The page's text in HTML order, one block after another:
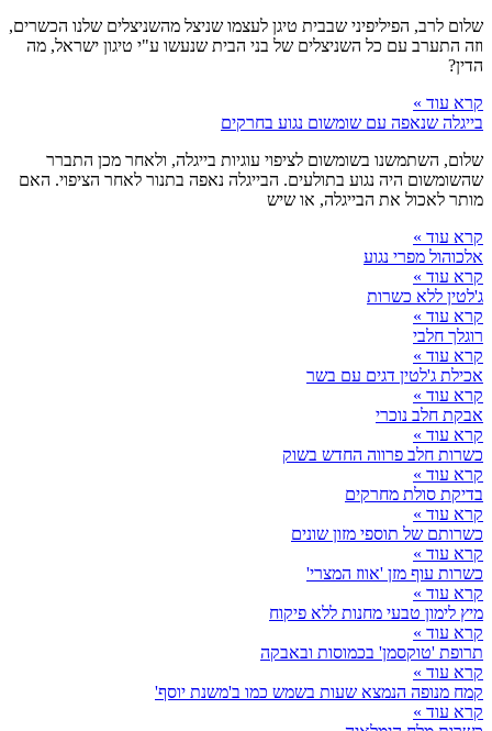
שלום לרב, הפיליפיני שבבית טיגן לעצמו שניצל מהשניצלים שלנו הכשרים,
וזה התערב עם כל השניצלים של בני הבית שנעשו ע"י טיגון ישראל, מה
הדין?
קרא עוד »
בייגלה שנאפה עם שומשום נגוע בחרקים
שלום, השתמשנו בשומשום לציפוי עוגיות בייגלה, ולאחר מכן התברר
שהשומשום היה נגוע בתולעים. הבייגלה נאפה בתנור לאחר הציפוי. האם
מותר לאכול את הבייגלה, או שיש
קרא עוד »
אלכוהול מפרי נגוע
קרא עוד »
ג'לטין ללא כשרות
קרא עוד »
רוגלך חלבי
קרא עוד »
אכילת ג'לטין דגים עם בשר
קרא עוד »
אבקת חלב נוכרי
קרא עוד »
כשרות חלב פרווה החדש בשוק
קרא עוד »
בדיקת סולת מחרקים
קרא עוד »
כשרותם של תוספי מזון שונים
קרא עוד »
כשרות עוף מזן 'אווז המצרי'
קרא עוד »
מיץ לימון טבעי מחנות ללא פיקוח
קרא עוד »
תרופת 'טוקסמן' בכמוסות ובאבקה
קרא עוד »
קמח מנופה הנמצא שעות בשמש כמו ב'משנת יוסף'
קרא עוד »